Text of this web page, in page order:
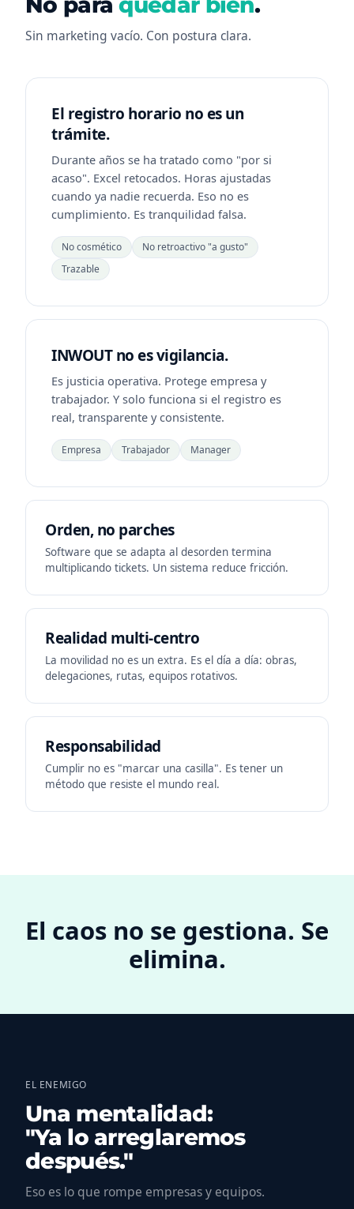
Sin marketing vacío. Con postura clara.
El registro horario no es un
trámite.
Durante años se ha tratado como "por si
acaso". Excel retocados. Horas ajustadas
cuando ya nadie recuerda. Eso no es
cumplimiento. Es tranquilidad falsa.
No cosmético
No retroactivo "a gusto"
Trazable
INWOUT no es vigilancia.
Es justicia operativa. Protege empresa y
trabajador. Y solo funciona si el registro es
real, transparente y consistente.
Empresa Trabajador Manager
Orden, no parches
Software que se adapta al desorden termina
multiplicando tickets. Un sistema reduce fricción.
Realidad multi-centro
La movilidad no es un extra. Es el día a día: obras,
delegaciones, rutas, equipos rotativos.
Responsabilidad
Cumplir no es "marcar una casilla". Es tener un
método que resiste el mundo real.
El caos no se gestiona. Se
elimina.
EL ENEMIGO
Una mentalidad:
"Ya lo arreglaremos
después."
Eso es lo que rompe empresas y equipos.